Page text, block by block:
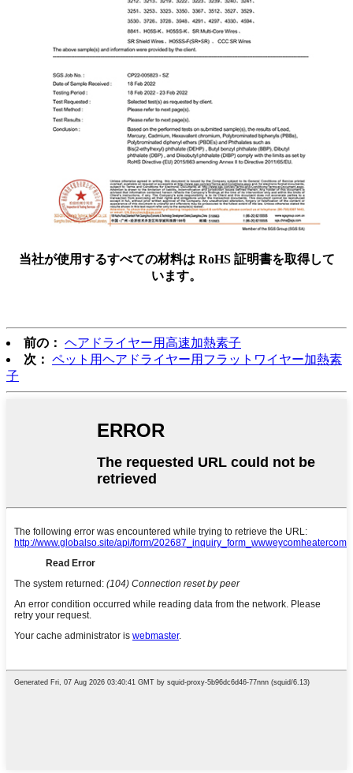
当社が使用するすべての材料は RoHS 証明書を取得して
います。
前の： ヘアドライヤー用高速加熱素子
次： ペット用ヘアドライヤー用フラットワイヤー加熱素
子